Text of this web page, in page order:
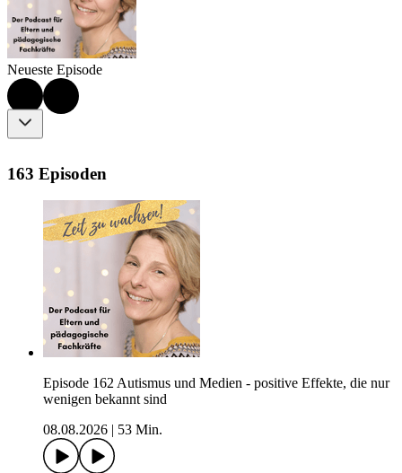
Neueste Episode
163 Episoden
Episode 162 Autismus und Medien - positive Effekte, die nur
wenigen bekannt sind
08.08.2026
53 Min.